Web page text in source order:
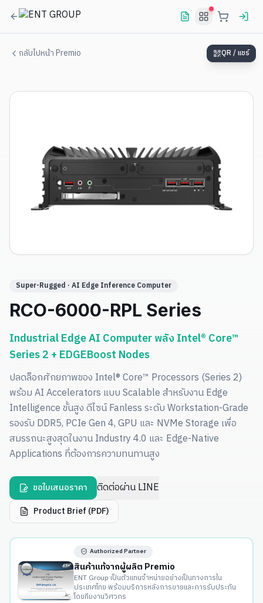
กลับไปหน้า Premio
Super-Rugged · AI Edge Inference Computer
RCO-6000-RPL Series
Industrial Edge AI Computer พลัง Intel® Core™
Series 2 + EDGEBoost Nodes
ปลดล็อกศักยภาพของ Intel® Core™ Processors (Series 2)
พร้อม AI Accelerators แบบ Scalable สำหรับงาน Edge
Intelligence ขั้นสูง ดีไซน์ Fanless ระดับ Workstation-Grade
รองรับ DDR5, PCIe Gen 4, GPU และ NVMe Storage เพื่อ
สมรรถนะสูงสุดในงาน Industry 4.0 และ Edge-Native
Applications ที่ต้องการความทนทานสูง
ขอใบเสนอราคา ติดต่อผ่าน LINE
Product Brief (PDF)
Authorized Partner
สินค้าแท้จากผู้ผลิต Premio
ENT Group เป็นตัวแทนจำหน่ายอย่างเป็นทางการใน
ประเทศไทย พร้อมบริการหลังการขายและการรับประกัน
โดยทีมงานวิศวกร
QR / แชร์